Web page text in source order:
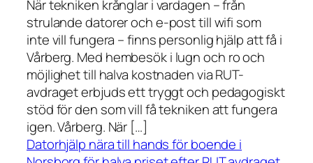
När tekniken krånglar i vardagen – från
strulande datorer och e-post till wifi som
inte vill fungera – finns personlig hjälp att få i
Vårberg. Med hembesök i lugn och ro och
möjlighet till halva kostnaden via RUT-
avdraget erbjuds ett tryggt och pedagogiskt
stöd för den som vill få tekniken att fungera
igen. Vårberg. När […]
Datorhjälp nära till hands för boende i